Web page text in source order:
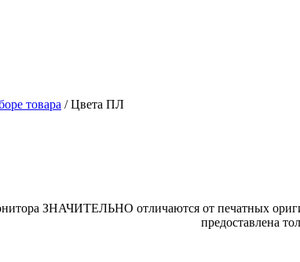
товара / Цвета ПЛ
ЗНАЧИТЕЛЬНО отличаются от печатных
предоставлена